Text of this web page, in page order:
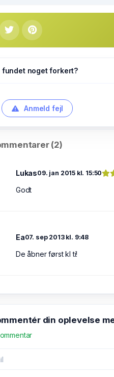
fundet noget forkert?
Anmeld fejl
(2)
Lukas09. jan 2015 kl. 15:50
Godt
Ea07. sep 2013 kl. 9:48
De åbner først kl ti!
din oplevelse